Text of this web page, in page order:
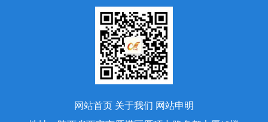
网站首页 关于我们 网站申明